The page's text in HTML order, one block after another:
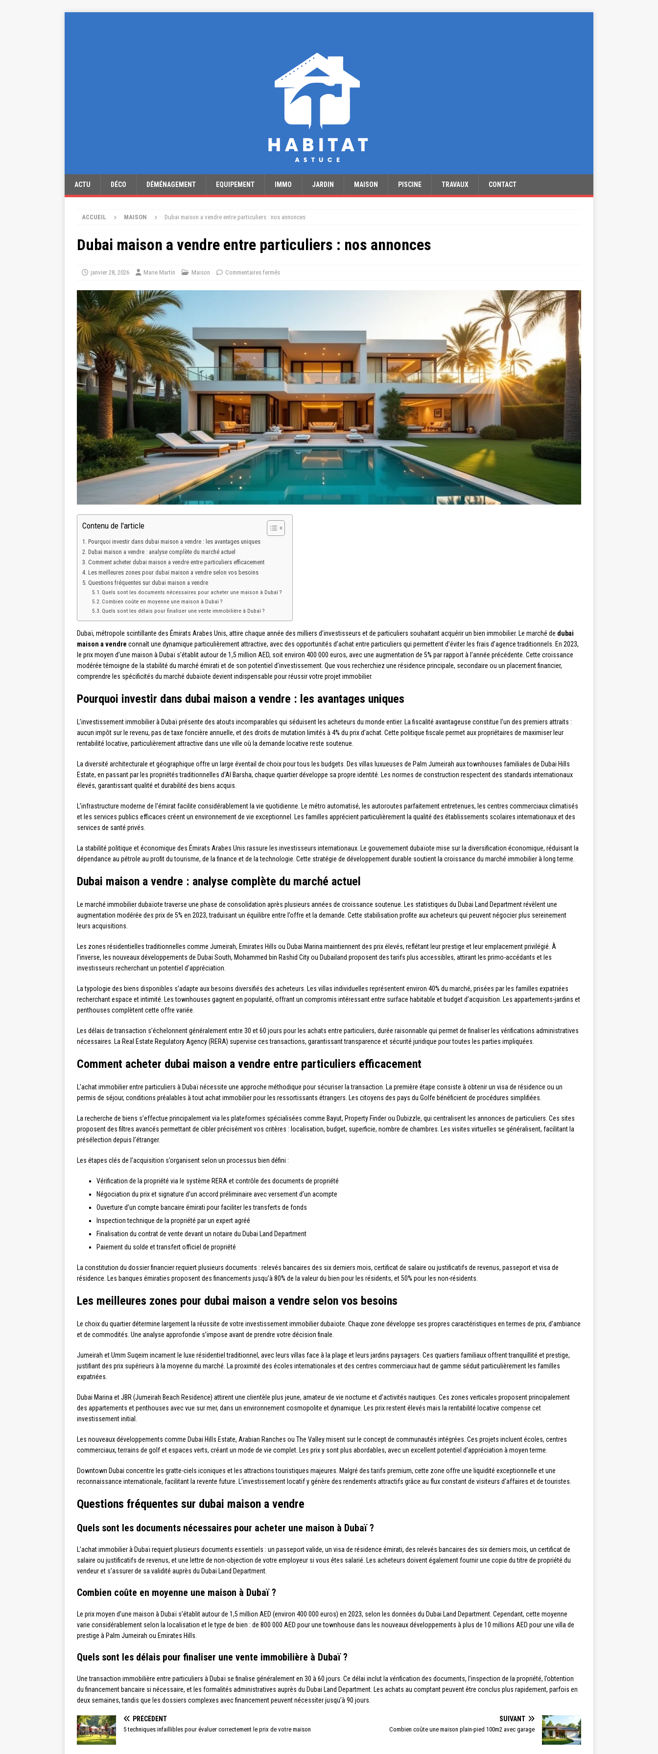
ACTU DÉCO DÉMÉNAGEMENT EQUIPEMENT IMMO JARDIN MAISON PISCINE TRAVAUX CONTACT
ACCUEIL MAISON Dubai maison a vendre entre particuliers : nos annonces
Dubai maison a vendre entre particuliers : nos annonces
janvier 28, 2026 Marie Martin Maison Commentaires fermés
Contenu de l'article
Pourquoi investir dans dubai maison a vendre : les avantages uniques
Dubai maison a vendre : analyse complète du marché actuel
Comment acheter dubai maison a vendre entre particuliers efficacement
Les meilleures zones pour dubai maison a vendre selon vos besoins
Questions fréquentes sur dubai maison a vendre
Quels sont les documents nécessaires pour acheter une maison à Dubaï ?
Combien coûte en moyenne une maison à Dubaï ?
Quels sont les délais pour finaliser une vente immobilière à Dubaï ?
Dubaï, métropole scintillante des Émirats Arabes Unis, attire chaque année des milliers d’investisseurs et de particuliers souhaitant acquérir un bien immobilier. Le marché de dubai
maison a vendre connaît une dynamique particulièrement attractive, avec des opportunités d’achat entre particuliers qui permettent d’éviter les frais d’agence traditionnels. En 2023,
le prix moyen d’une maison à Dubaï s’établit autour de 1,5 million AED, soit environ 400 000 euros, avec une augmentation de 5% par rapport à l’année précédente. Cette croissance
modérée témoigne de la stabilité du marché émirati et de son potentiel d’investissement. Que vous recherchiez une résidence principale, secondaire ou un placement financier,
comprendre les spécificités du marché dubaïote devient indispensable pour réussir votre projet immobilier.
Pourquoi investir dans dubai maison a vendre : les avantages uniques
L’investissement immobilier à Dubaï présente des atouts incomparables qui séduisent les acheteurs du monde entier. La fiscalité avantageuse constitue l’un des premiers attraits :
aucun impôt sur le revenu, pas de taxe foncière annuelle, et des droits de mutation limités à 4% du prix d’achat. Cette politique fiscale permet aux propriétaires de maximiser leur
rentabilité locative, particulièrement attractive dans une ville où la demande locative reste soutenue.
La diversité architecturale et géographique offre un large éventail de choix pour tous les budgets. Des villas luxueuses de Palm Jumeirah aux townhouses familiales de Dubai Hills
Estate, en passant par les propriétés traditionnelles d’Al Barsha, chaque quartier développe sa propre identité. Les normes de construction respectent des standards internationaux
élevés, garantissant qualité et durabilité des biens acquis.
L’infrastructure moderne de l’émirat facilite considérablement la vie quotidienne. Le métro automatisé, les autoroutes parfaitement entretenues, les centres commerciaux climatisés
et les services publics efficaces créent un environnement de vie exceptionnel. Les familles apprécient particulièrement la qualité des établissements scolaires internationaux et des
services de santé privés.
La stabilité politique et économique des Émirats Arabes Unis rassure les investisseurs internationaux. Le gouvernement dubaïote mise sur la diversification économique, réduisant la
dépendance au pétrole au profit du tourisme, de la finance et de la technologie. Cette stratégie de développement durable soutient la croissance du marché immobilier à long terme.
Dubai maison a vendre : analyse complète du marché actuel
Le marché immobilier dubaïote traverse une phase de consolidation après plusieurs années de croissance soutenue. Les statistiques du Dubai Land Department révèlent une
augmentation modérée des prix de 5% en 2023, traduisant un équilibre entre l’offre et la demande. Cette stabilisation profite aux acheteurs qui peuvent négocier plus sereinement
leurs acquisitions.
Les zones résidentielles traditionnelles comme Jumeirah, Emirates Hills ou Dubai Marina maintiennent des prix élevés, reflétant leur prestige et leur emplacement privilégié. À
l’inverse, les nouveaux développements de Dubai South, Mohammed bin Rashid City ou Dubailand proposent des tarifs plus accessibles, attirant les primo-accédants et les
investisseurs recherchant un potentiel d’appréciation.
La typologie des biens disponibles s’adapte aux besoins diversifiés des acheteurs. Les villas individuelles représentent environ 40% du marché, prisées par les familles expatriées
recherchant espace et intimité. Les townhouses gagnent en popularité, offrant un compromis intéressant entre surface habitable et budget d’acquisition. Les appartements-jardins et
penthouses complètent cette offre variée.
Les délais de transaction s’échelonnent généralement entre 30 et 60 jours pour les achats entre particuliers, durée raisonnable qui permet de finaliser les vérifications administratives
nécessaires. La Real Estate Regulatory Agency (RERA) supervise ces transactions, garantissant transparence et sécurité juridique pour toutes les parties impliquées.
Comment acheter dubai maison a vendre entre particuliers efficacement
L’achat immobilier entre particuliers à Dubaï nécessite une approche méthodique pour sécuriser la transaction. La première étape consiste à obtenir un visa de résidence ou un
permis de séjour, conditions préalables à tout achat immobilier pour les ressortissants étrangers. Les citoyens des pays du Golfe bénéficient de procédures simplifiées.
La recherche de biens s’effectue principalement via les plateformes spécialisées comme Bayut, Property Finder ou Dubizzle, qui centralisent les annonces de particuliers. Ces sites
proposent des filtres avancés permettant de cibler précisément vos critères : localisation, budget, superficie, nombre de chambres. Les visites virtuelles se généralisent, facilitant la
présélection depuis l’étranger.
Les étapes clés de l’acquisition s’organisent selon un processus bien défini :
Vérification de la propriété via le système RERA et contrôle des documents de propriété
Négociation du prix et signature d’un accord préliminaire avec versement d’un acompte
Ouverture d’un compte bancaire émirati pour faciliter les transferts de fonds
Inspection technique de la propriété par un expert agréé
Finalisation du contrat de vente devant un notaire du Dubai Land Department
Paiement du solde et transfert officiel de propriété
La constitution du dossier financier requiert plusieurs documents : relevés bancaires des six derniers mois, certificat de salaire ou justificatifs de revenus, passeport et visa de
résidence. Les banques émiraties proposent des financements jusqu’à 80% de la valeur du bien pour les résidents, et 50% pour les non-résidents.
Les meilleures zones pour dubai maison a vendre selon vos besoins
Le choix du quartier détermine largement la réussite de votre investissement immobilier dubaïote. Chaque zone développe ses propres caractéristiques en termes de prix, d’ambiance
et de commodités. Une analyse approfondie s’impose avant de prendre votre décision finale.
Jumeirah et Umm Suqeim incarnent le luxe résidentiel traditionnel, avec leurs villas face à la plage et leurs jardins paysagers. Ces quartiers familiaux offrent tranquillité et prestige,
justifiant des prix supérieurs à la moyenne du marché. La proximité des écoles internationales et des centres commerciaux haut de gamme séduit particulièrement les familles
expatriées.
Dubai Marina et JBR (Jumeirah Beach Residence) attirent une clientèle plus jeune, amateur de vie nocturne et d’activités nautiques. Ces zones verticales proposent principalement
des appartements et penthouses avec vue sur mer, dans un environnement cosmopolite et dynamique. Les prix restent élevés mais la rentabilité locative compense cet
investissement initial.
Les nouveaux développements comme Dubai Hills Estate, Arabian Ranches ou The Valley misent sur le concept de communautés intégrées. Ces projets incluent écoles, centres
commerciaux, terrains de golf et espaces verts, créant un mode de vie complet. Les prix y sont plus abordables, avec un excellent potentiel d’appréciation à moyen terme.
Downtown Dubai concentre les gratte-ciels iconiques et les attractions touristiques majeures. Malgré des tarifs premium, cette zone offre une liquidité exceptionnelle et une
reconnaissance internationale, facilitant la revente future. L’investissement locatif y génère des rendements attractifs grâce au flux constant de visiteurs d’affaires et de touristes.
Questions fréquentes sur dubai maison a vendre
Quels sont les documents nécessaires pour acheter une maison à Dubaï ?
L’achat immobilier à Dubaï requiert plusieurs documents essentiels : un passeport valide, un visa de résidence émirati, des relevés bancaires des six derniers mois, un certificat de
salaire ou justificatifs de revenus, et une lettre de non-objection de votre employeur si vous êtes salarié. Les acheteurs doivent également fournir une copie du titre de propriété du
vendeur et s’assurer de sa validité auprès du Dubai Land Department.
Combien coûte en moyenne une maison à Dubaï ?
Le prix moyen d’une maison à Dubaï s’établit autour de 1,5 million AED (environ 400 000 euros) en 2023, selon les données du Dubai Land Department. Cependant, cette moyenne
varie considérablement selon la localisation et le type de bien : de 800 000 AED pour une townhouse dans les nouveaux développements à plus de 10 millions AED pour une villa de
prestige à Palm Jumeirah ou Emirates Hills.
Quels sont les délais pour finaliser une vente immobilière à Dubaï ?
Une transaction immobilière entre particuliers à Dubaï se finalise généralement en 30 à 60 jours. Ce délai inclut la vérification des documents, l’inspection de la propriété, l’obtention
du financement bancaire si nécessaire, et les formalités administratives auprès du Dubai Land Department. Les achats au comptant peuvent être conclus plus rapidement, parfois en
deux semaines, tandis que les dossiers complexes avec financement peuvent nécessiter jusqu’à 90 jours.
PRÉCÉDENT
5 techniques infaillibles pour évaluer correctement le prix de votre maison
SUIVANT
Combien coûte une maison plain-pied 100m2 avec garage